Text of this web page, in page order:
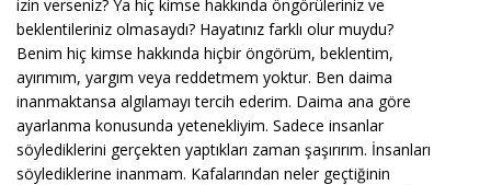
izin verseniz? Ya hiç kimse hakkında öngörüleriniz ve
beklentileriniz olmasaydı? Hayatınız farklı olur muydu?
Benim hiç kimse hakkında hiçbir öngörüm, beklentim,
ayırımım, yargım veya reddetmem yoktur. Ben daima
inanmaktansa algılamayı tercih ederim. Daima ana göre
ayarlanma konusunda yetenekliyim. Sadece insanlar
söylediklerini gerçekten yaptıkları zaman şaşırırım. İnsanları
söylediklerine inanmam. Kafalarından neler geçtiğinin